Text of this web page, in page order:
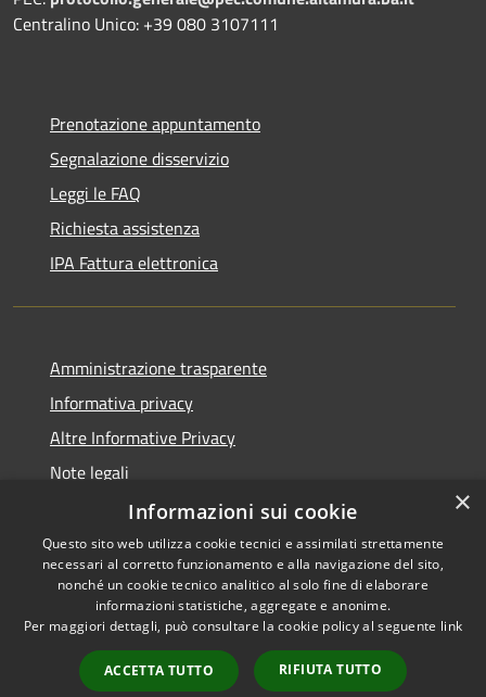
Centralino Unico: +39 080 3107111
Prenotazione appuntamento
Segnalazione disservizio
Leggi le FAQ
Richiesta assistenza
IPA Fattura elettronica
Amministrazione trasparente
Informativa privacy
Altre Informative Privacy
Note legali
Dichiarazione di accessibilità
RSS
Accessibilità
Copyright © 2026 • Comune di
Altamura • Powered by
Municipium•
Accesso
×
Informazioni sui cookie
Questo sito web utilizza cookie tecnici e assimilati strettamente
necessari al corretto funzionamento e alla navigazione del sito,
nonché un cookie tecnico analitico al solo fine di elaborare
informazioni statistiche, aggregate e anonime.
Per maggiori dettagli, può consultare la cookie policy al seguente link
ACCETTA TUTTO RIFIUTA TUTTO